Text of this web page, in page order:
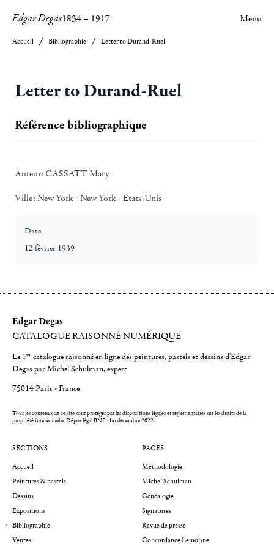
Edgar Degas1834– 1917 Menu
Accueil Bibliographie Letter to Durand-Ruel
Letter to Durand-Ruel
Référence bibliographique
Auteur: CASSATT Mary
Ville: New York - New York - Etats-Unis
Date
12 février 1939
Edgar Degas
CATALOGUE RAISONNÉ NUMÉRIQUE
Le 1er catalogue raisonné en ligne des peintures, pastels et dessins d'Edgar
Degas par Michel Schulman, expert
75014 Paris - France
Tous les contenus de ce site sont protégés par les dispositions légales et réglementaires sur les droits de la
propriété intellectuelle.Dépot légal BNF : 1er décembre 2022
SECTIONS
Accueil
Peintures & pastels
Dessins
Expositions
Bibliographie
Ventes
PAGES
Méthodologie
Michel Schulman
Généalogie
Signatures
Revue de presse
Concordance Lemoisne